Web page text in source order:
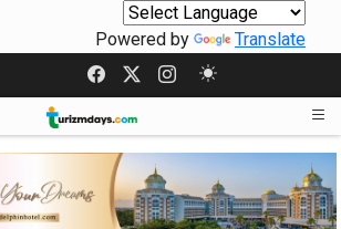
Powered by Translate